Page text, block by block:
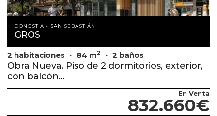
DONOSTIA - SAN SEBASTIÁN
GROS
2 habitaciones 84 m2 2 baños
Obra Nueva. Piso de 2 dormitorios, exterior,
con balcón...
En Venta
832.660€